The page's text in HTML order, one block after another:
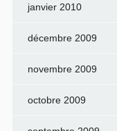
janvier 2010
décembre 2009
novembre 2009
octobre 2009